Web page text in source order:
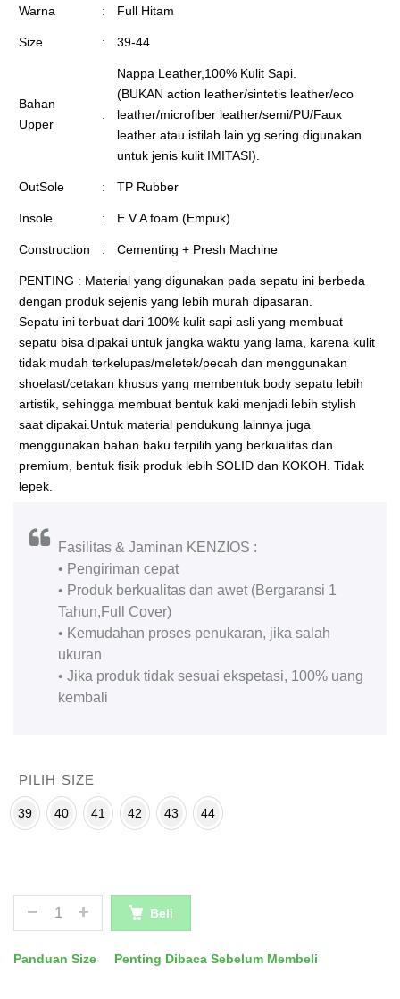
Warna : Full Hitam
Size : 39-44
Bahan
Upper
:
Nappa Leather,100% Kulit Sapi.
(BUKAN action leather/sintetis leather/eco
leather/microfiber leather/semi/PU/Faux
leather atau istilah lain yg sering digunakan
untuk jenis kulit IMITASI).
OutSole : TP Rubber
Insole : E.V.A foam (Empuk)
Construction : Cementing + Presh Machine
PENTING : Material yang digunakan pada sepatu ini berbeda
dengan produk sejenis yang lebih murah dipasaran.
Sepatu ini terbuat dari 100% kulit sapi asli yang membuat
sepatu bisa dipakai untuk jangka waktu yang lama, karena kulit
tidak mudah terkelupas/meletek/pecah dan menggunakan
shoelast/cetakan khusus yang membentuk body sepatu lebih
artistik, sehingga membuat bentuk kaki menjadi lebih stylish
saat dipakai.Untuk material pendukung lainnya juga
menggunakan bahan baku terpilih yang berkualitas dan
premium, bentuk fisik produk lebih SOLID dan KOKOH. Tidak
lepek.
Fasilitas & Jaminan KENZIOS :
• Pengiriman cepat
• Produk berkualitas dan awet (Bergaransi 1
Tahun,Full Cover)
• Kemudahan proses penukaran, jika salah
ukuran
• Jika produk tidak sesuai ekspetasi, 100% uang
kembali
PILIH SIZE
39 40 41 42 43 44
JUMLAH Beli
Panduan Size Penting Dibaca Sebelum Membeli